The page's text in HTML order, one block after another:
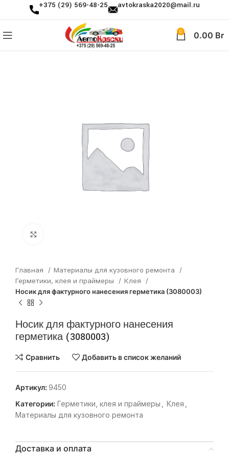
+375 (29) 569-48-25 avtokraska2020@mail.ru
0 0.00 Br
Главная
Материалы для кузовного ремонта
Герметики, клея и праймеры
Клея
Носик для фактурного нанесения герметика (3080003)
Носик для фактурного нанесения
герметика (3080003)
Сравнить Добавить в список желаний
Артикул: 9450
Категории: Герметики, клея и праймеры Клея
Материалы для кузовного ремонта
Доставка и оплата